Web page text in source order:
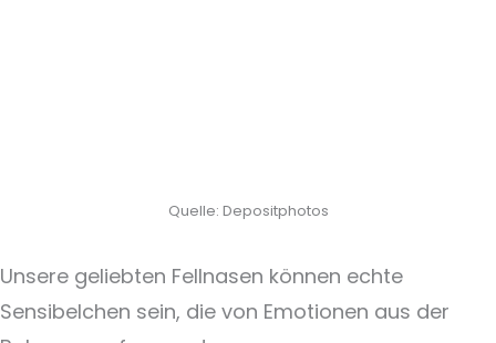
Quelle: Depositphotos
Unsere geliebten Fellnasen können echte
Sensibelchen sein, die von Emotionen aus der